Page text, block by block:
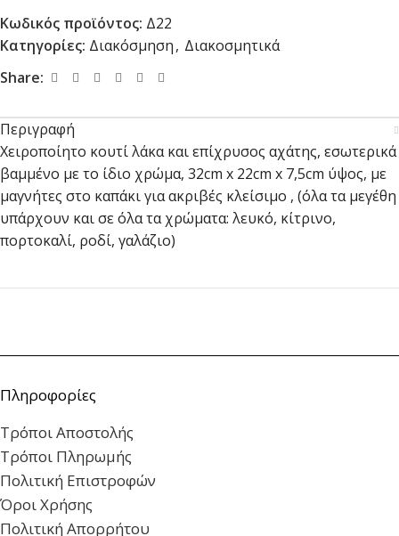
Κωδικός προϊόντος: Δ22
Κατηγορίες: Διακόσμηση, Διακοσμητικά
Share:
Περιγραφή
Χειροποίητο κουτί λάκα και επίχρυσος αχάτης, εσωτερικά
βαμμένο με το ίδιο χρώμα, 32cm x 22cm x 7,5cm ύψος, με
μαγνήτες στο καπάκι για ακριβές κλείσιμο , (όλα τα μεγέθη
υπάρχουν και σε όλα τα χρώματα: λευκό, κίτρινο,
πορτοκαλί, ροδί, γαλάζιο)
Πληροφορίες
Τρόποι Αποστολής
Τρόποι Πληρωμής
Πολιτική Επιστροφών
Όροι Χρήσης
Πολιτική Απορρήτου